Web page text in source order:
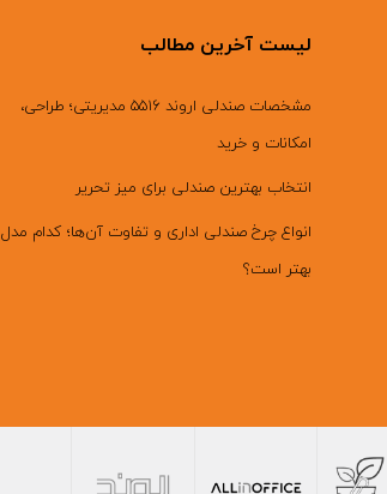
لیست آخرین مطالب
مشخصات صندلی اروند ۵۵۱۶ مدیریتی؛ طراحی،
امکانات و خرید
انتخاب بهترین صندلی برای میز تحریر
انواع چرخ صندلی اداری و تفاوت آن‌ها؛ کدام مدل
بهتر است؟